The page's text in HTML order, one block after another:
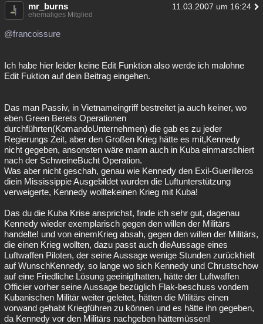
mr_burns 11.03.2007 um 16:24
ehemaliges Mitglied
@francoissure
Ich habe hier leider keine Edit Funktion also werde ich malohne
Edit Fuktion auf dein Beitrag eingehen.
Das man Passiv, in Vietnameingriff bestreitet ja auch keiner, wo
eben Green Berets Operationen
durchführten(KomandoUnternehmen) die gab es zu jeder
Regierungs Zeit, aber den Großen Krieg hätte es mit,Kennedy
nicht gegeben, ansonsten wäre mann auch in Kuba einmarschiert
nach der SchweineBucht Operation.
Was aber nicht geschah, genau wie Kennedy den Exil-Guerilleros
diein Mississippie Ausgebildet wurden die Luftunterstützung
verweigerte, Kennedy wolltekeinen Krieg mit Kuba!
Das du die Kuba Krise ansprichst, finde ich sehr gut, dagenau
Kennedy wieder exemplarisch gegen den willen der Militärs
handelte! und von einemKrieg absah, gegen den willen der Militärs,
die einen Krieg wollten, dazu passt auch dieAussage eines
Luftwaffen Piloten, der seine Aussage wenige Stunden zurückhielt
auf WunschKennedy, so lange wo sich Kennedy und Chrustschow
auf eine Friedliche Lösung geeinigthatten, hätte der Luftwaffen
Officier vorher seine Aussage bezüglich Flak-beschuss vondem
Kubanischen Militär weiter geleitet, hätten die Militärs einen
vorwand gehabt Kriegführen zu können und es hätte ihn gegeben,
da Kennedy vor den Militärs nachgeben hättemüssen!